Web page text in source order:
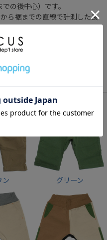
の後中心）です。
ら裾までの直線で計測した長
ン グリーン